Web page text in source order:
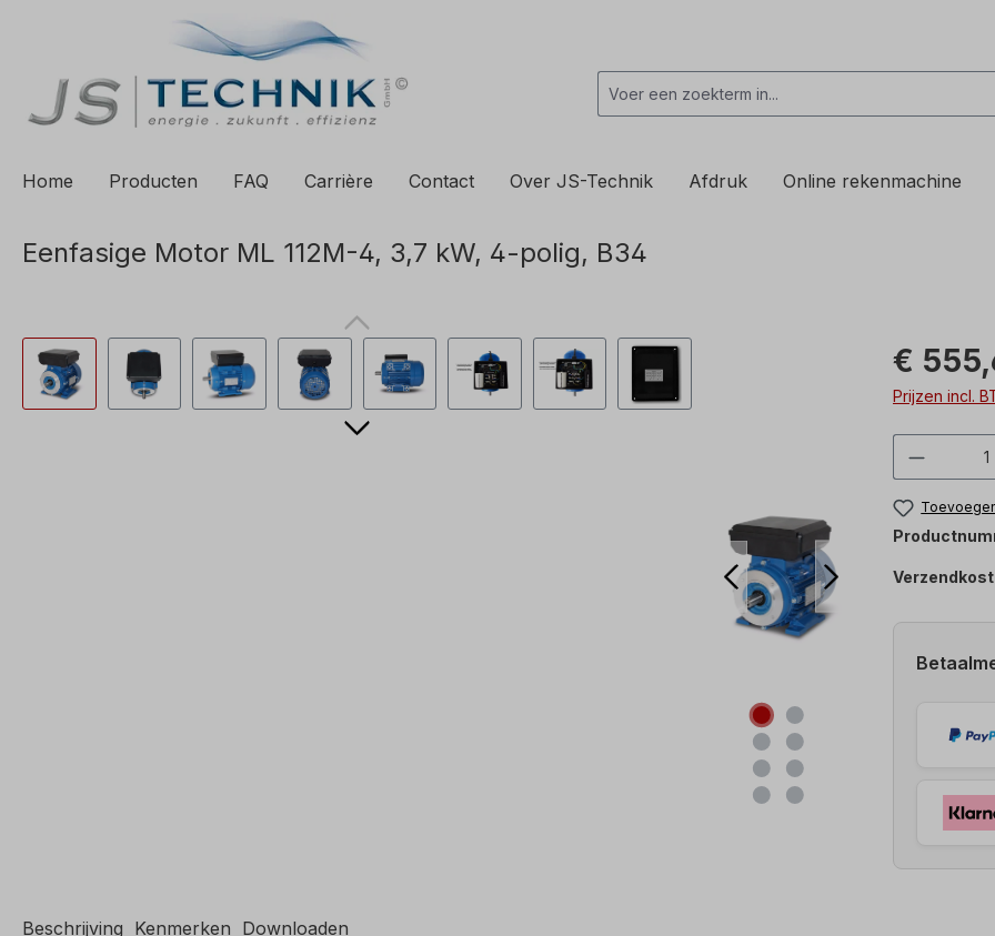
Ga naar de hoofdnavigatie
Home Producten FAQ Carrière Contact Over JS-Technik Afdruk Online rekenmachine
Eenfasige Motor ML 112M-4, 3,7 kW, 4-polig, B34
€
Prijzen incl.
Beschrijving Kenmerken Downloaden